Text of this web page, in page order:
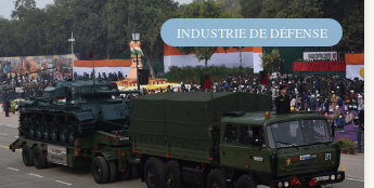
INDUSTRIE DE DÉFENSE